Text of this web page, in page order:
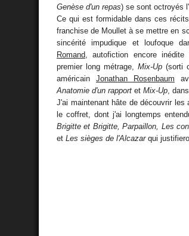
Genèse d'un repas) se sont octroyés
Ce qui est formidable dans ces
franchise de Moullet à se mettre en
sincérité impudique et loufoque
Romand , autofiction encore
premier long métrage, Mix-Up (sorti
américain Jonathan Rosenbaum
Anatomie d'un rapport et Mix-Up ,
J'ai maintenant hâte de découvrir
le coffret, dont j'ai longtemps
Brigitte et Brigitte, Parpaillon, Les
et Les sièges de l'Alcazarqui